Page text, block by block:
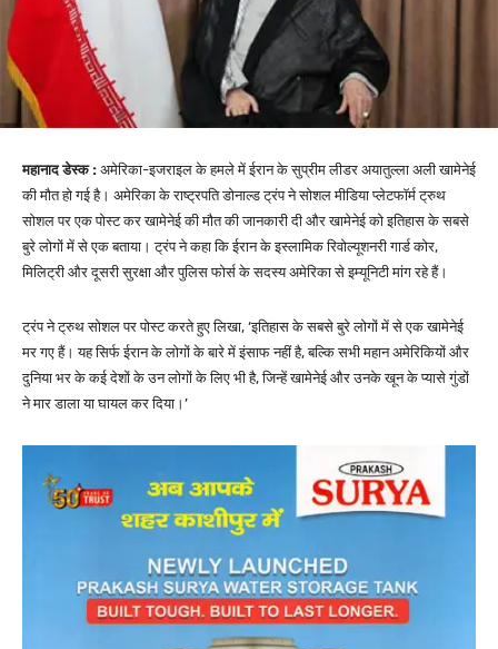
महानाद डेस्क : अमेरिका-इजराइल के हमले में ईरान के सुप्रीम लीडर अयातुल्ला अली खामेनेई
की मौत हो गई है। अमेरिका के राष्ट्रपति डोनाल्ड ट्रंप ने सोशल मीडिया प्लेटफॉर्म ट्रुथ
सोशल पर एक पोस्ट कर खामेनेई की मौत की जानकारी दी और खामेनेई को इतिहास के सबसे
बुरे लोगों में से एक बताया। ट्रंप ने कहा कि ईरान के इस्लामिक रिवोल्यूशनरी गार्ड कोर,
मिलिट्री और दूसरी सुरक्षा और पुलिस फोर्स के सदस्य अमेरिका से इम्यूनिटी मांग रहे हैं।
ट्रंप ने ट्रुथ सोशल पर पोस्ट करते हुए लिखा, ‘इतिहास के सबसे बुरे लोगों में से एक खामेनेई
मर गए हैं। यह सिर्फ ईरान के लोगों के बारे में इंसाफ नहीं है, बल्कि सभी महान अमेरिकियों और
दुनिया भर के कई देशों के उन लोगों के लिए भी है, जिन्हें खामेनेई और उनके खून के प्यासे गुंडों
ने मार डाला या घायल कर दिया।’